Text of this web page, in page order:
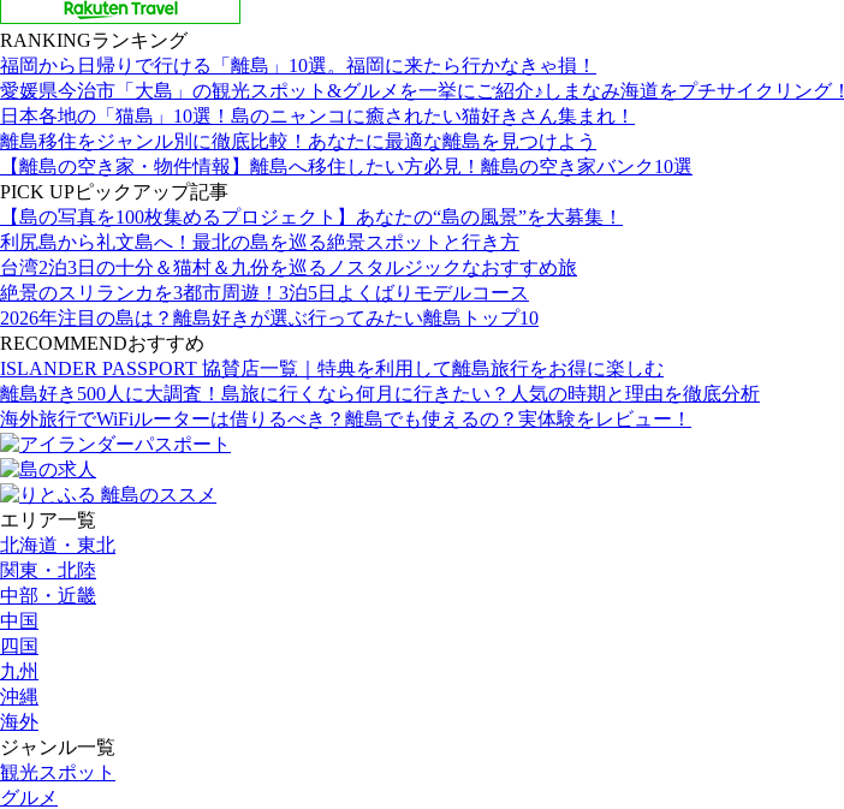
RANKINGランキング
福岡から日帰りで行ける「離島」10選。福岡に来たら行かなきゃ損！
愛媛県今治市「大島」の観光スポット&グルメを一挙にご紹介♪しまなみ海道をプチサイクリング！
日本各地の「猫島」10選！島のニャンコに癒されたい猫好きさん集まれ！
離島移住をジャンル別に徹底比較！あなたに最適な離島を見つけよう
【離島の空き家・物件情報】離島へ移住したい方必見！離島の空き家バンク10選
PICK UPピックアップ記事
【島の写真を100枚集めるプロジェクト】あなたの“島の風景”を大募集！
利尻島から礼文島へ！最北の島を巡る絶景スポットと行き方
台湾2泊3日の十分＆猫村＆九份を巡るノスタルジックなおすすめ旅
絶景のスリランカを3都市周遊！3泊5日よくばりモデルコース
2026年注目の島は？離島好きが選ぶ行ってみたい離島トップ10
RECOMMENDおすすめ
ISLANDER PASSPORT 協賛店一覧｜特典を利用して離島旅行をお得に楽しむ
離島好き500人に大調査！島旅に行くなら何月に行きたい？人気の時期と理由を徹底分析
海外旅行でWiFiルーターは借りるべき？離島でも使えるの？実体験をレビュー！
エリア一覧
北海道・東北
関東・北陸
中部・近畿
中国
四国
九州
沖縄
海外
ジャンル一覧
観光スポット
グルメ